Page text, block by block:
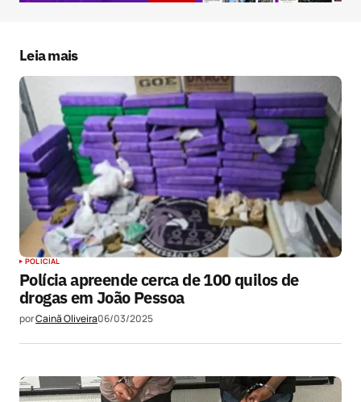
Submit Comment
Leia mais
POLICIAL
Polícia apreende cerca de 100 quilos de
drogas em João Pessoa
porCainã Oliveira06/03/2025